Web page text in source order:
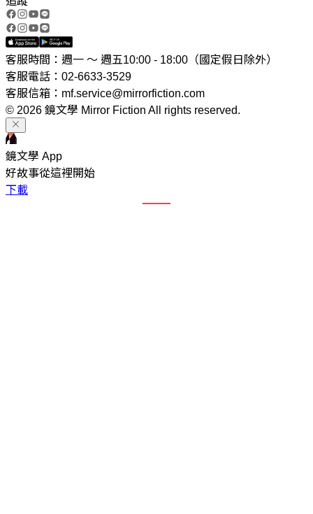
客服時間：週一 ～ 週五10:00 - 18:00（國定假日除外）
客服電話：02-6633-3529
客服信箱：mf.service@mirrorfiction.com
© 2026 鏡文學 Mirror Fiction All rights reserved.
鏡文學 App
好故事從這裡開始
下載